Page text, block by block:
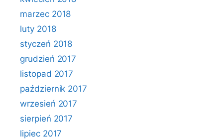
marzec 2018
luty 2018
styczeń 2018
grudzień 2017
listopad 2017
październik 2017
wrzesień 2017
sierpień 2017
lipiec 2017